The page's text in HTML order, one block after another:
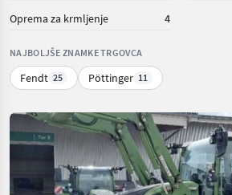
Oprema za krmljenje 4
NAJBOLJŠE ZNAMKE TRGOVCA
Fendt 25 Pöttinger 11